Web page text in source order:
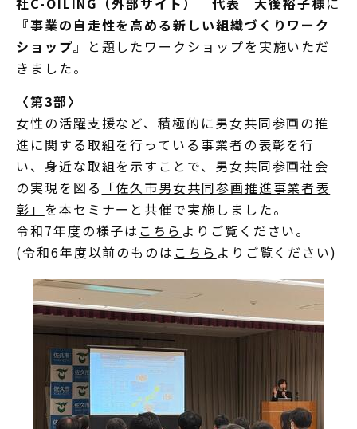
『事業の自走性を高める新しい組織づくりワーク
ショップ』
と題したワークショップを実施いただ
きました。
〈第3部〉
女性の活躍支援など、積極的に男女共同参画の推
進に関する取組を行っている事業者の表彰を行
い、身近な取組を示すことで、男女共同参画社会
の実現を図る 「佐久市男女共同参画推進事業者表
彰」 を本セミナーと共催で実施しました。
令和7年度の様子は こちら よりご覧ください。
(令和6年度以前のものは こちら よりご覧ください)